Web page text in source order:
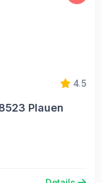
4.5
Plauen